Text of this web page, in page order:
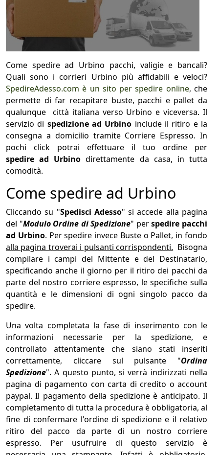
Come spedire ad Urbino pacchi, valigie e bancali?
Quali sono i corrieri Urbino più affidabili e veloci?
SpedireAdesso.com è un sito per spedire online, che
permette di far recapitare buste, pacchi e pallet da
qualunque città italiana verso Urbino e viceversa. Il
servizio di spedizione ad Urbino include il ritiro e la
consegna a domicilio tramite Corriere Espresso. In
pochi click potrai effettuare il tuo ordine per
spedire ad Urbino direttamente da casa, in tutta
comodità.
Come spedire ad Urbino
Cliccando su "Spedisci Adesso" si accede alla pagina
del "Modulo Ordine di Spedizione" perspedire pacchi
ad Urbino. Per spedire invece Buste o Pallet, in fondo
alla pagina troverai i pulsanti corrispondenti. Bisogna
compilare i campi del Mittente e del Destinatario,
specificando anche il giorno per il ritiro dei pacchi da
parte del nostro corriere espresso, le specifiche sulla
quantità e le dimensioni di ogni singolo pacco da
spedire.
Una volta completata la fase di inserimento con le
informazioni necessarie per la spedizione, e
controllato attentamente che siano stati inseriti
correttamente, cliccare sul pulsante "Ordina
Spedizione". A questo punto, si verrà indirizzati nella
pagina di pagamento con carta di credito o account
paypal. Il pagamento della spedizione è anticipato. Il
completamento di tutta la procedura è obbligatoria, al
fine di confermare l'ordine di spedizione e il relativo
ritiro del pacco da parte di un nostro corriere
espresso. Per usufruire di questo servizio è